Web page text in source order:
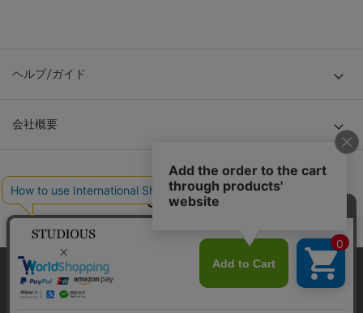
ヘルプ/ガイド
会社概要
© TOKYO BASE CO., LTD
当サイトはクッキー(cookie)を使用します。クッキーはサイト内
の一部の機能および、サイトの使用状況の分析からマーケティ
ング活動に利用することを目的としています。